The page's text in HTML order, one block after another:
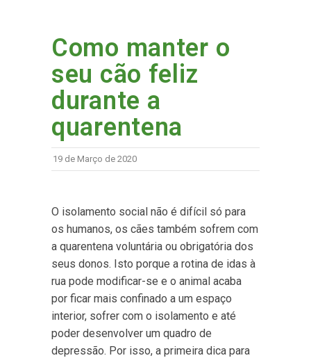
Como manter o
seu cão feliz
durante a
quarentena
19 de Março de 2020
O isolamento social não é difícil só para
os humanos, os cães também sofrem com
a quarentena voluntária ou obrigatória dos
seus donos. Isto porque a rotina de idas à
rua pode modificar-se e o animal acaba
por ficar mais confinado a um espaço
interior, sofrer com o isolamento e até
poder desenvolver um quadro de
depressão. Por isso, a primeira dica para